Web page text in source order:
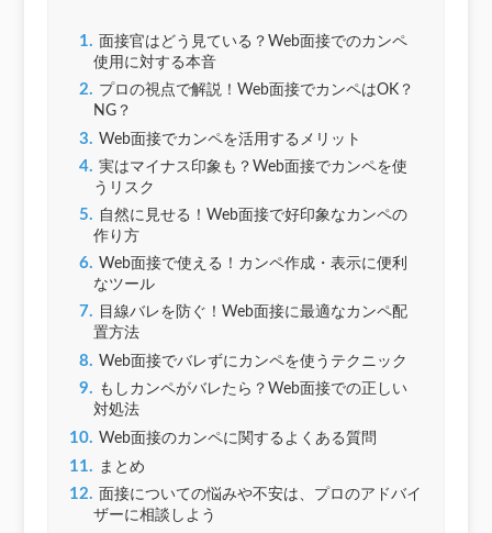
1. 面接官はどう見ている？Web面接でのカンペ
使用に対する本音
2. プロの視点で解説！Web面接でカンペはOK？
NG？
3. Web面接でカンペを活用するメリット
4. 実はマイナス印象も？Web面接でカンペを使
うリスク
5. 自然に見せる！Web面接で好印象なカンペの
作り方
6. Web面接で使える！カンペ作成・表示に便利
なツール
7. 目線バレを防ぐ！Web面接に最適なカンペ配
置方法
8. Web面接でバレずにカンペを使うテクニック
9. もしカンペがバレたら？Web面接での正しい
対処法
10. Web面接のカンペに関するよくある質問
11. まとめ
12. 面接についての悩みや不安は、プロのアドバイ
ザーに相談しよう